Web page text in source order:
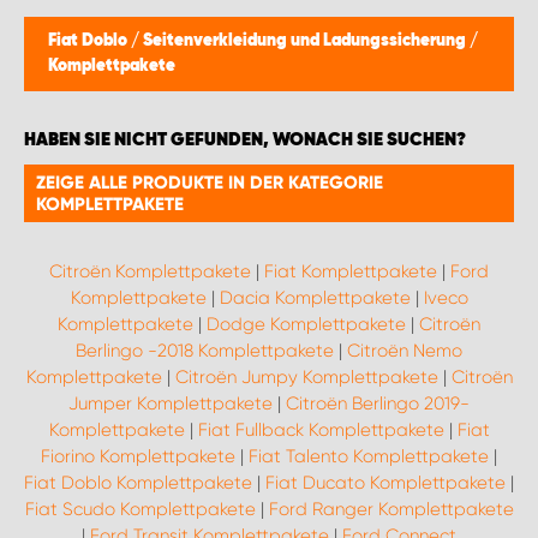
Fiat Doblo / Seitenverkleidung und Ladungssicherung /
Komplettpakete
HABEN SIE NICHT GEFUNDEN, WONACH SIE SUCHEN?
ZEIGE ALLE PRODUKTE IN DER KATEGORIE
KOMPLETTPAKETE
Citroën Komplettpakete | Fiat Komplettpakete | Ford
Komplettpakete| Dacia Komplettpakete| Iveco
Komplettpakete | Dodge Komplettpakete | Citroën
Berlingo -2018 Komplettpakete | Citroën Nemo
Komplettpakete| Citroën Jumpy Komplettpakete| Citroën
Jumper Komplettpakete | Citroën Berlingo 2019-
Komplettpakete| Fiat Fullback Komplettpakete| Fiat
Fiorino Komplettpakete | Fiat Talento Komplettpakete |
Fiat Doblo Komplettpakete | Fiat Ducato Komplettpakete |
Fiat Scudo Komplettpakete| Ford Ranger Komplettpakete